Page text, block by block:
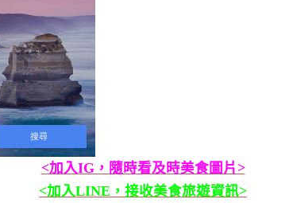
<加入IG，隨時看及時美食圖片>
<加入LINE，接收美食旅遊資訊>